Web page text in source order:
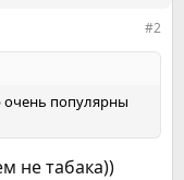
#2
очень популярны
не табака))